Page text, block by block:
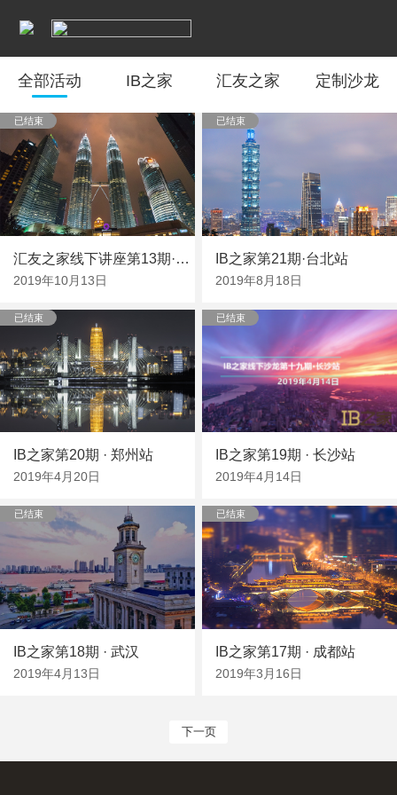
全部活动 IB之家 汇友之家 定制沙龙
汇友之家线下讲座第13期·吉隆坡
2019年10月13日
已结束
IB之家第21期·台北站
2019年8月18日
已结束
IB之家第20期 · 郑州站
2019年4月20日
已结束
IB之家第19期 · 长沙站
2019年4月14日
已结束
IB之家第18期 · 武汉
2019年4月13日
已结束
IB之家第17期 · 成都站
2019年3月16日
已结束
下一页